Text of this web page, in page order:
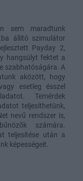
sem maradtunk
állító szimulátor
Payday 2,
hangsúlyt fektet a
szabhatóságára. A
aközött, hogy
esetleg ésszel
Temérdek
teljesíthetünk,
nevű rendszer is,
számára.
teljesítése után a
képességeit.